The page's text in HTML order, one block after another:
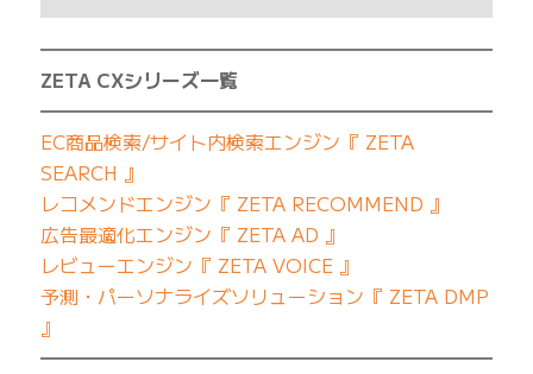
ZETA CXシリーズ一覧
EC商品検索/サイト内検索エンジン『 ZETA
SEARCH 』
レコメンドエンジン『 ZETA RECOMMEND 』
広告最適化エンジン『 ZETA AD 』
レビューエンジン『 ZETA VOICE 』
予測・パーソナライズソリューション『 ZETA DMP
』